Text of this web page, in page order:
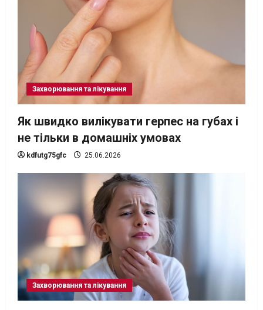
Захворювання та лікування
Як швидко вилікувати герпес на губах і
не тільки в домашніх умовах
kdfutg75gfc 25.06.2026
Захворювання та лікування